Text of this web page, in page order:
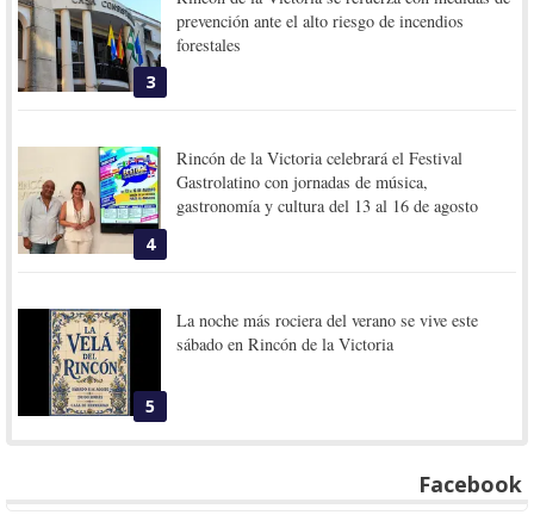
3
prevención ante el alto riesgo de incendios
forestales
4
Rincón de la Victoria celebrará el Festival
Gastrolatino con jornadas de música,
gastronomía y cultura del 13 al 16 de agosto
5
La noche más rociera del verano se vive este
sábado en Rincón de la Victoria
Facebook